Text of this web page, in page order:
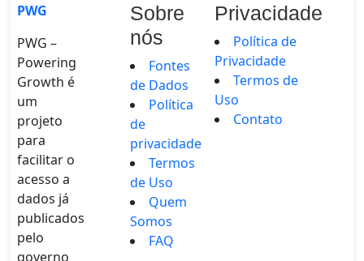
PWG
PWG –
Powering
Growth é
um
projeto
para
facilitar o
acesso a
dados já
publicados
pelo
governo
Sobre
nós
Fontes
de Dados
Política
de
privacidade
Termos
de Uso
Quem
Somos
FAQ
Privacidade
Política de
Privacidade
Termos de
Uso
Contato